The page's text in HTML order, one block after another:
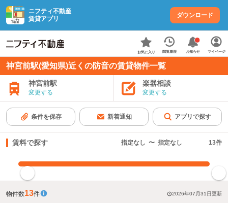
ニフティ不動産
賃貸アプリ
ダウンロード
お気に入り 閲覧履歴 お知らせ マイページ
神宮前駅(愛知県)近くの防音の賃貸物件一覧
神宮前駅
変更する
楽器相談
変更する
条件を保存 新着通知 アプリで探す
賃料で探す 指定なし 〜 指定なし 13件
物件数13件 2026年07月31日更新